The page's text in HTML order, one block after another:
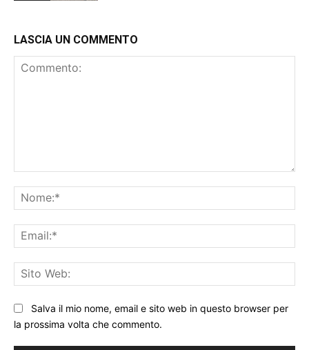
LASCIA UN COMMENTO
Salva il mio nome, email e sito web in questo browser per
la prossima volta che commento.